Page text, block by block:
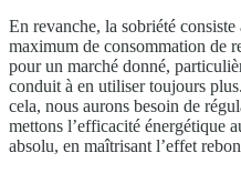
En revanche, la sobriété consiste
maximum de consommation de
pour un marché donné,
conduit à en utiliser toujours
cela, nous aurons besoin de
mettons l’efficacité énergétique
absolu, en maîtrisant l’effet